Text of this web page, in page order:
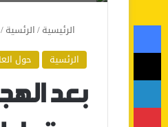
الرئيسية/الرئسية/
الرئسية
حول
بعد